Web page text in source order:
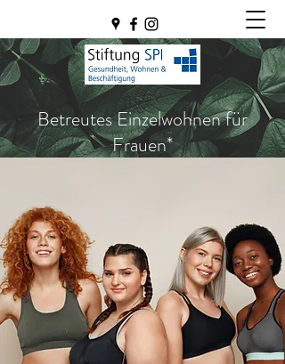
Betreutes Einzelwohnen für
Frauen*